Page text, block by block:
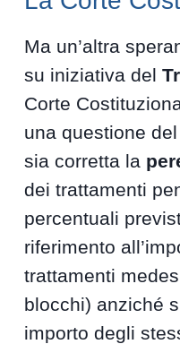
Ma un’altra
su iniziativa del
Corte
una questione
sia corretta la
dei trattamenti
percentuali
riferimento
trattamenti
blocchi) anziché
importo degli